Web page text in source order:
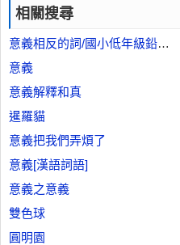
相關搜尋
意義相反的詞/國小低年級鉛筆書寫系列
意義
意義解釋和真
暹羅貓
意義把我們弄煩了
意義[漢語詞語]
意義之意義
雙色球
圓明園